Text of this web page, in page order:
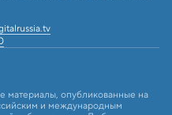
опубликованные на
и международным